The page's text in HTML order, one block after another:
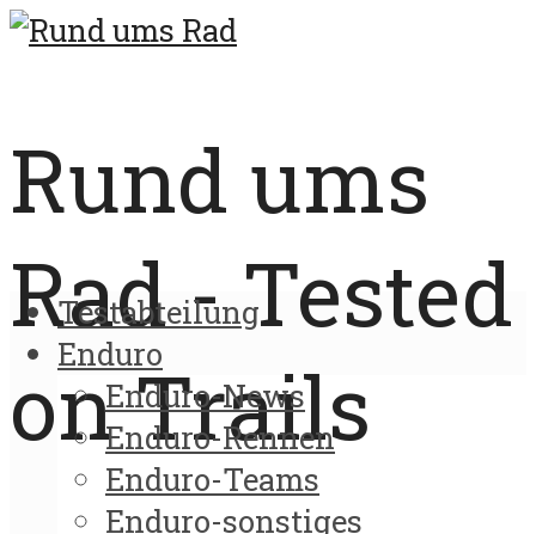
Rund ums
Rad - Tested
on Trails
Testabteilung
Enduro
Enduro-News
Enduro-Rennen
Enduro-Teams
Enduro-sonstiges